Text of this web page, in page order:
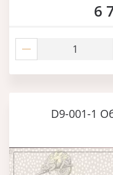
6
D9-001-1